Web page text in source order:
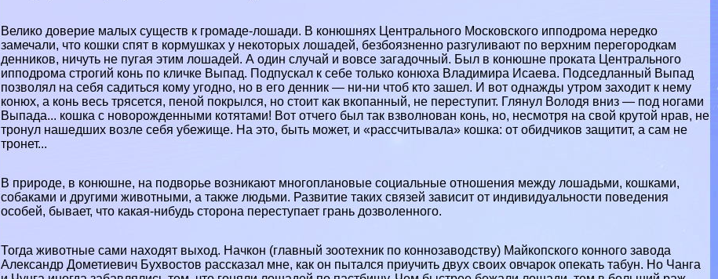
Велико доверие малых существ к громаде-лошади. В конюшнях Центрального Московского ипподрома нередко
замечали, что кошки спят в кормушках у некоторых лошадей, безбоязненно разгуливают по верхним перегородкам
денников, ничуть не пугая этим лошадей. А один случай и вовсе загадочный. Был в конюшне проката Центрального
ипподрома строгий конь по кличке Выпад. Подпускал к себе только конюха Владимира Исаева. Подседланный Выпад
позволял на себя садиться кому угодно, но в его денник — ни-ни чтоб кто зашел. И вот однажды утром заходит к нему
конюх, а конь весь трясется, пеной покрылся, но стоит как вкопанный, не переступит. Глянул Володя вниз — под ногами
Выпада... кошка с новорожденными котятами! Вот отчего был так взволнован конь, но, несмотря на свой крутой нрав, не
тронул нашедших возле себя убежище. На это, быть может, и «рассчитывала» кошка: от обидчиков защитит, а сам не
тронет...
В природе, в конюшне, на подворье возникают многоплановые социальные отношения между лошадьми, кошками,
собаками и другими животными, а также людьми. Развитие таких связей зависит от индивидуальности поведения
особей, бывает, что какая-нибудь сторона переступает грань дозволенного.
Тогда животные сами находят выход. Начкон (главный зоотехник по коннозаводству) Майкопского конного завода
Александр Дометиевич Бухвостов рассказал мне, как он пытался приучить двух своих овчарок опекать табун. Но Чанга